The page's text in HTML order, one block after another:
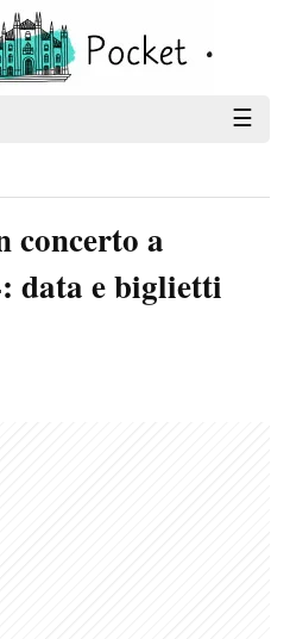
☰
concerto a
data e biglietti